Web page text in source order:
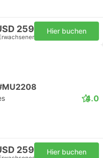
259 Hier buchen
4.0
259 Hier buchen